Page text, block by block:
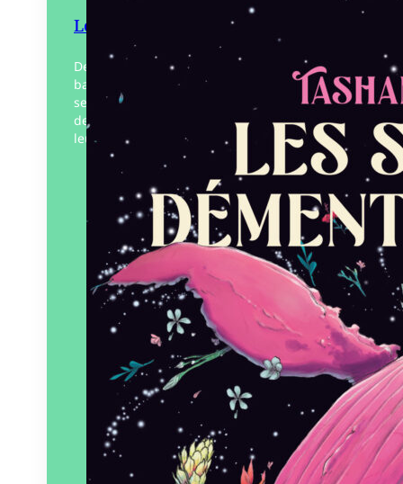
Les Sœurs démentes d’Esi
Deux sœurs sont les gardiennes de la
baleine-univers de babel. Elles explorent
ses chambres cosmiques, se racontent
des histoires et louent la Grande Wisa –
leur créatrice. Pour…
Éditeur :L’Atalante
Paru le
05/02/2026